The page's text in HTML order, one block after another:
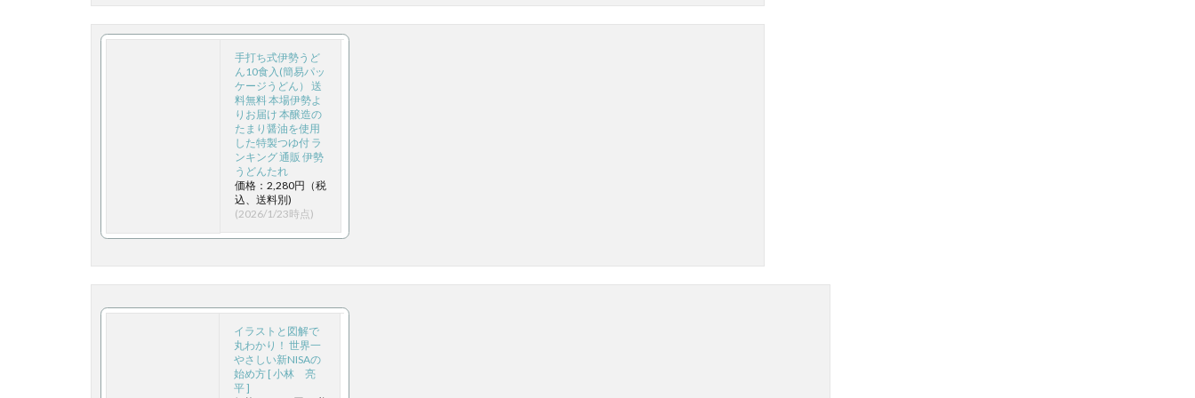
手打ち式伊勢うど
ん10食入(簡易パッ
ケージうどん） 送
料無料 本場伊勢よ
りお届け 本醸造の
たまり醤油を使用
した特製つゆ付 ラ
ンキング 通販 伊勢
うどんたれ
価格：2,280円（税
込、送料別)
(2026/1/23時点)
イラストと図解で
丸わかり！ 世界一
やさしい新NISAの
始め方 [ 小林 亮
平 ]